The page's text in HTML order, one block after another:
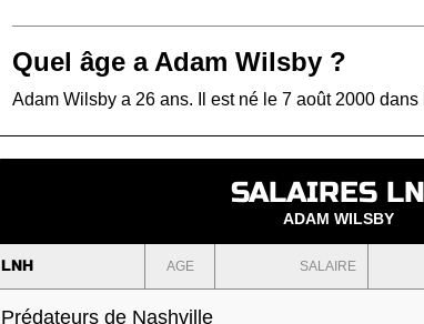
Quel âge a Adam Wilsby ?
Adam Wilsby a 26 ans. Il est né le 7 août 2000
SALAIRES
ADAM WILSBY
LNH AGE SALAIRE
Prédateurs de Nashville